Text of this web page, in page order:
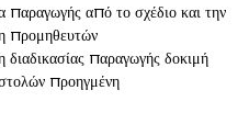
παραγωγής από το σχέδιο και την
προμηθευτών
διαδικασίας παραγωγής δοκιμή
προηγμένη